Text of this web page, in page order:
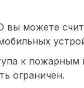
можете
к
ограничен.